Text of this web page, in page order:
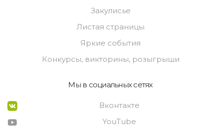
Закулисье
Листая страницы
Яркие события
Конкурсы, викторины, розыгрыши
Мы в социальных сетях
Вконтакте
YouTube